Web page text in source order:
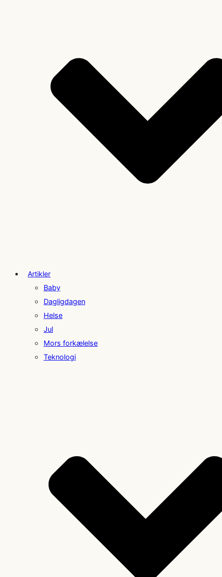
Artikler
Baby
Dagligdagen
Helse
Jul
Mors forkælelse
Teknologi